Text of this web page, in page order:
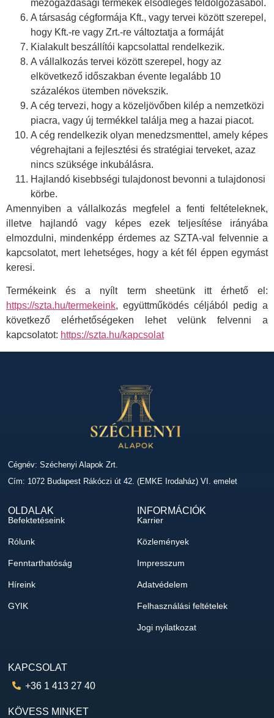
mezőgazdasági termékek elsődleges feldolgozásából.
A társaság cégformája Kft., vagy tervei között szerepel,
hogy Kft.-re vagy Zrt.-re változtatja a formáját
Kialakult beszállítói kapcsolattal rendelkezik.
A vállalkozás tervei között szerepel, hogy az
elkövetkező időszakban évente legalább 10
százalékos ütemben növekszik.
A cég tervezi, hogy a közeljövőben kilép a nemzetközi
piacra, vagy új termékkel találja meg a hazai piacot.
A cég rendelkezik olyan menedzsmenttel, amely képes
végrehajtani a fejlesztési és stratégiai terveket, azaz
nincs szüksége inkubálásra.
Hajlandó kisebbségi tulajdonost bevonni a tulajdonosi
körbe.
Amennyiben a vállalkozás megfelel a fenti feltételeknek,
illetve hajlandó vagy képes ezek teljesítése irányába
elmozdulni, mindenképp érdemes az SZTA-val felvennie a
kapcsolatot, mert lehetséges, hogy a két fél éppen egymást
keresi.
Termékeink és a nyílt term sheetünk itt érhető el:
https://szta.hu/termekeink, együttműködés céljából pedig a
következő elérhetőségeken lehet velünk felvenni a
kapcsolatot: https://szta.hu/kapcsolat
Cégnév: Széchenyi Alapok Zrt.
Cím: 1072 Budapest Rákóczi út 42. (EMKE Irodaház) VI. emelet
OLDALAK
Befektetéseink
Rólunk
Fenntarthatóság
Híreink
GYIK
INFORMÁCIÓK
Karrier
Közlemények
Impresszum
Adatvédelem
Felhasználási feltételek
Jogi nyilatkozat
KAPCSOLAT
+36 1 413 27 40
KÖVESS MINKET